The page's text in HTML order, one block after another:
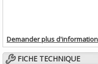
Demander plus
FICHE TECHNIQUE